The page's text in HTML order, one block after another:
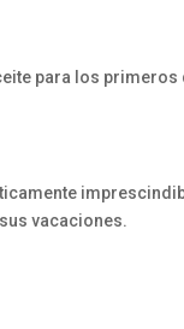
para los
vacaciones.